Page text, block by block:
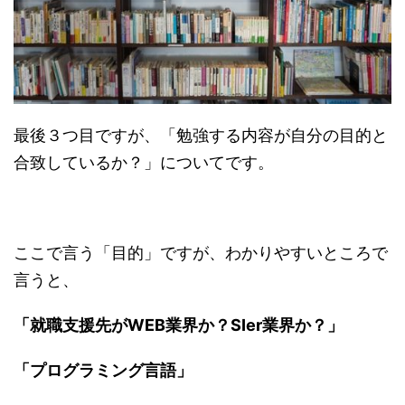
最後３つ目ですが、「勉強する内容が自分の目的と
合致しているか？」についてです。
ここで言う「目的」ですが、わかりやすいところで
言うと、
「就職支援先がWEB業界か？SIer業界か？」
「プログラミング言語」